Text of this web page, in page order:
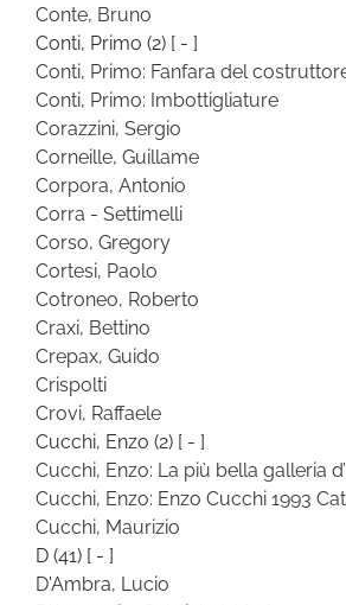
Conte, Bruno
Conti, Primo (2) [ - ]
Conti, Primo: Fanfara del
Conti, Primo: Imbottigliature
Corazzini, Sergio
Corneille, Guillame
Corpora, Antonio
Corra - Settimelli
Corso, Gregory
Cortesi, Paolo
Cotroneo, Roberto
Craxi, Bettino
Crepax, Guido
Crispolti
Crovi, Raffaele
Cucchi, Enzo (2) [ - ]
Cucchi, Enzo: La più bella galleria
Cucchi, Enzo: Enzo Cucchi 1993
Cucchi, Maurizio
D (41) [ - ]
D'Ambra, Lucio